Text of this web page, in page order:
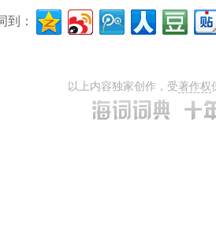
到：
以上内容独家创作，受著作权